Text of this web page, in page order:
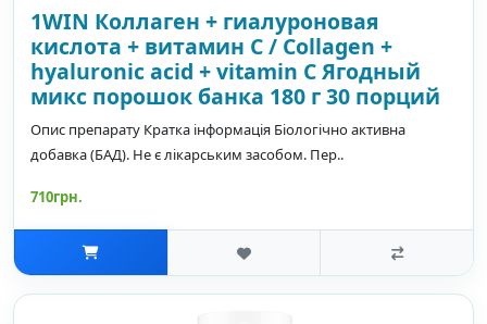
1WIN Коллаген + гиалуроновая
кислота + витамин С / Collagen +
hyaluronic acid + vitamin C Ягодный
микс порошок банка 180 г 30 порций
Опис препарату Кратка інформація Біологічно активна
добавка (БАД). Не є лікарським засобом. Пер..
710грн.